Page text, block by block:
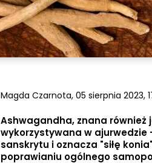
Magda Czarnota, 05 sierpnia 2023,
Ashwagandha, znana również
wykorzystywana w
sanskrytu i oznacza "siłę
poprawianiu ogólnego